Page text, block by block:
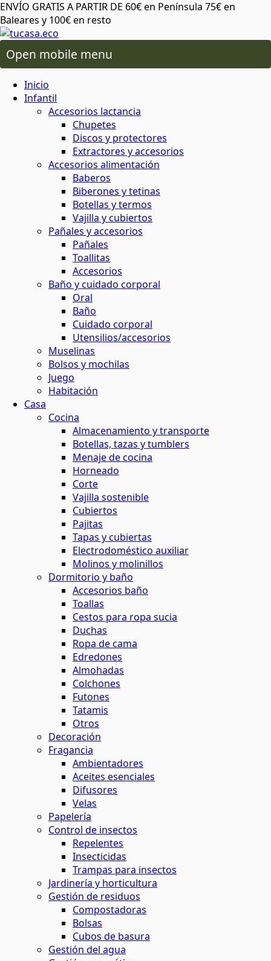
ENVÍO GRATIS A PARTIR DE 60€ en Península 75€ en
Baleares y 100€ en resto
Open mobile menu
oral
capilar
y baño
y horticultura
residuos
lactancia
alimentación
accesorios
corporal
Inicio
Infantil
Accesorios lactancia
Chupetes
Discos y protectores
Extractores y accesorios
Accesorios alimentación
Baberos
Biberones y tetinas
Botellas y termos
Vajilla y cubiertos
Pañales y accesorios
Pañales
Toallitas
Accesorios
Baño y cuidado corporal
Oral
Baño
Cuidado corporal
Utensilios/accesorios
Muselinas
Bolsos y mochilas
Juego
Habitación
Casa
Cocina
Almacenamiento y transporte
Botellas, tazas y tumblers
Menaje de cocina
Horneado
Corte
Vajilla sostenible
Cubiertos
Pajitas
Tapas y cubiertas
Electrodoméstico auxiliar
Molinos y molinillos
Dormitorio y baño
Accesorios baño
Toallas
Cestos para ropa sucia
Duchas
Ropa de cama
Edredones
Almohadas
Colchones
Futones
Tatamis
Otros
Decoración
Fragancia
Ambientadores
Aceites esenciales
Difusores
Velas
Papelería
Control de insectos
Repelentes
Insecticidas
Trampas para insectos
Jardinería y horticultura
Gestión de residuos
Compostadoras
Bolsas
Cubos de basura
Gestión del agua